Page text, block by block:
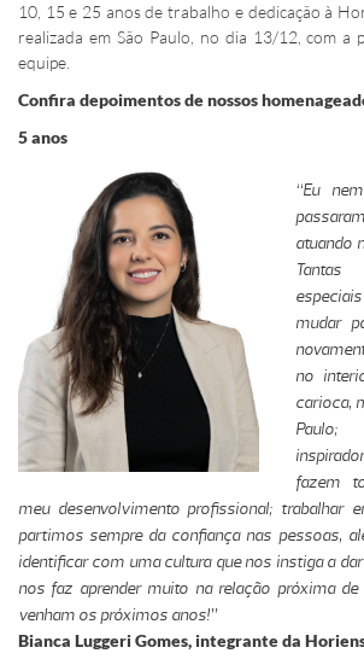
10, 15 e 25 anos de trabalho e dedicação à
realizada em São Paulo, no dia 13/12, com a
equipe.
Confira depoimentos de nossos
5 anos
“Eu
atuando
mudar
no
carioca,
fazem
meu desenvolvimento profissional; trabalhar
partimos sempre da confiança nas pessoas,
identificar com uma cultura que nos instiga a
nos faz aprender muito na relação próxima
venham os próximos anos!”
Bianca Luggeri Gomes, integrante da